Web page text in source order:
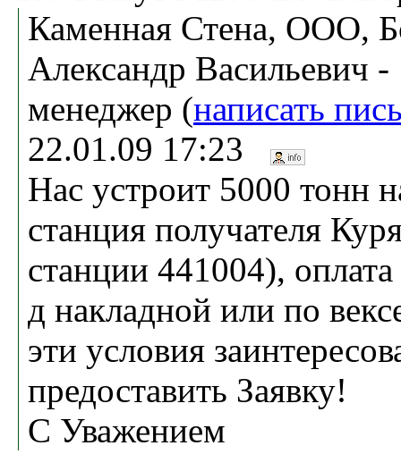
Каменная Стена, ООО,
Александр Васильевич -
менеджер (написать
22.01.09 17:23
Нас устроит 5000 тонн
станция получателя
станции 441004),
д накладной или по
эти условия
предоставить Заявку!
С Уважением